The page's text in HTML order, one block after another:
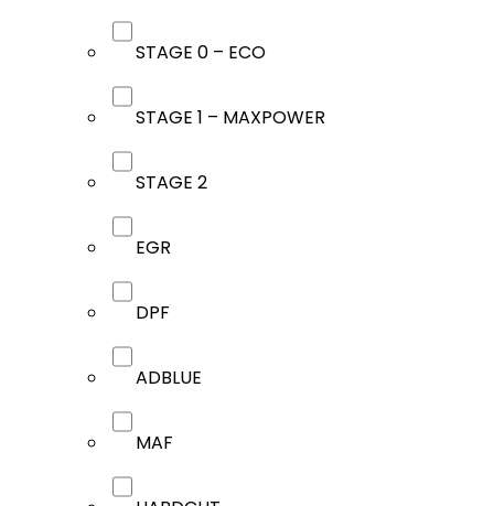
STAGE 0 – ECO
STAGE 1 – MAXPOWER
STAGE 2
EGR
DPF
ADBLUE
MAF